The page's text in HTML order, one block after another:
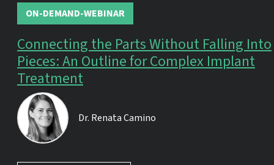
ON-DEMAND-WEBINAR
Connecting the Parts Without Falling Into
Pieces: An Outline for Complex Implant
Treatment
Dr. Renata Camino